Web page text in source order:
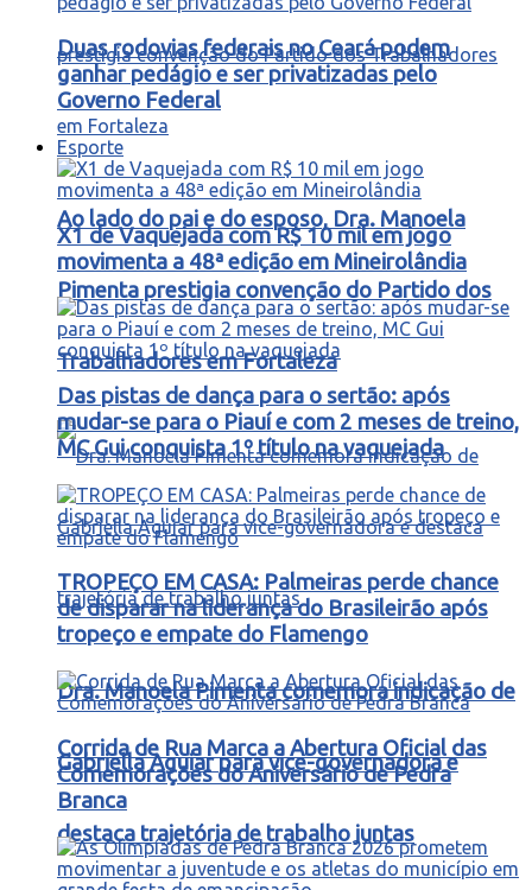
Ao lado do pai e do esposo, Dra. Manoela
Pimenta prestigia convenção do Partido dos
Trabalhadores em Fortaleza
Dra. Manoela Pimenta comemora indicação de
Gabriella Aguiar para vice-governadora e
destaca trajetória de trabalho juntas
Duas rodovias federais no Ceará podem
ganhar pedágio e ser privatizadas pelo
Governo Federal
Esporte
X1 de Vaquejada com R$ 10 mil em jogo
movimenta a 48ª edição em Mineirolândia
Das pistas de dança para o sertão: após
mudar-se para o Piauí e com 2 meses de treino,
MC Gui conquista 1º título na vaquejada
TROPEÇO EM CASA: Palmeiras perde chance
de disparar na liderança do Brasileirão após
tropeço e empate do Flamengo
Corrida de Rua Marca a Abertura Oficial das
Comemorações do Aniversário de Pedra
Branca